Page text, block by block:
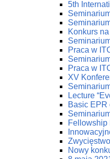
5th
Konkurs
Praca w
Praca w
XV
Lecture
Basic EPR
Fellowship
Nowy